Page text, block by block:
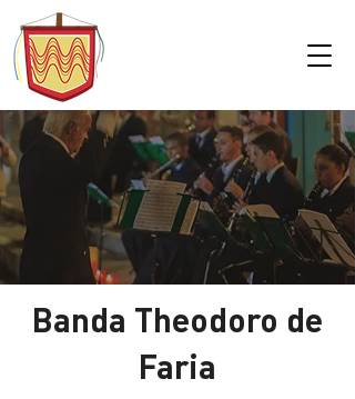
Banda Theodoro de
Faria